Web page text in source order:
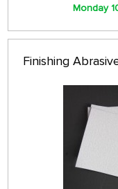
Monday
Finishing